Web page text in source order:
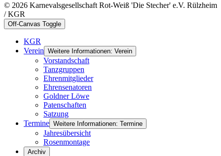
© 2026 Karnevalsgesellschaft Rot-Weiß 'Die Stecher' e.V. Rülzheim
/ KGR
Off-Canvas Toggle
KGR
Verein Weitere Informationen: Verein
Vorstandschaft
Tanzgruppen
Ehrenmitglieder
Ehrensenatoren
Goldner Löwe
Patenschaften
Satzung
Termine Weitere Informationen: Termine
Jahresübersicht
Rosenmontage
Archiv